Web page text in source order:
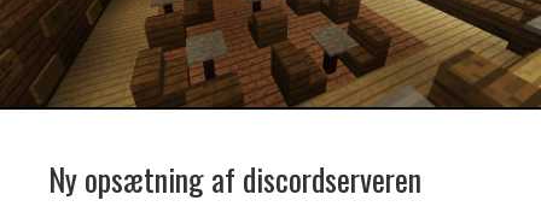
Ny opsætning af discordserveren